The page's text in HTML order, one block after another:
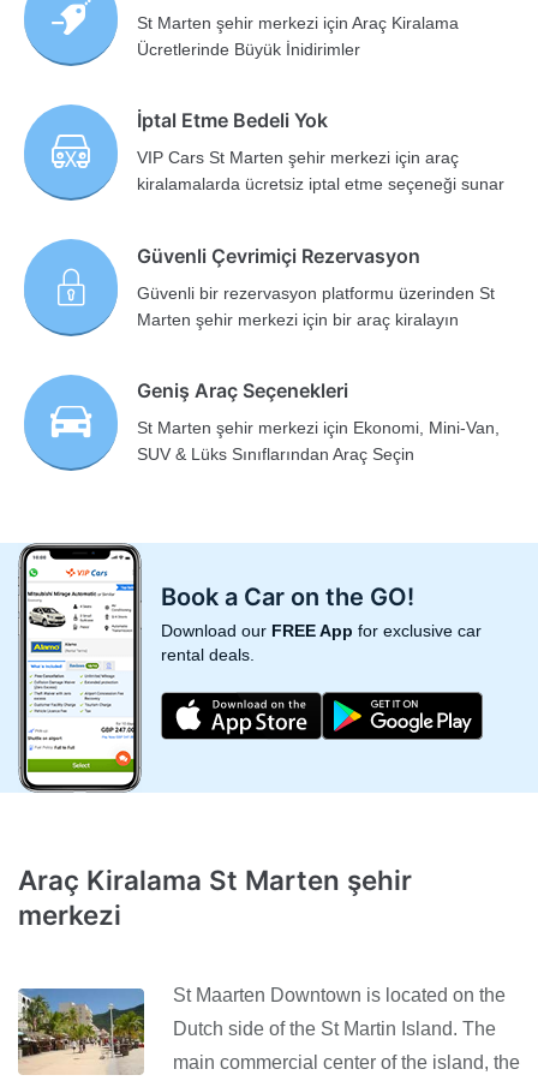
St Marten şehir merkezi için Araç Kiralama
Ücretlerinde Büyük İnidirimler
İptal Etme Bedeli Yok
VIP Cars St Marten şehir merkezi için araç
kiralamalarda ücretsiz iptal etme seçeneği sunar
Güvenli Çevrimiçi Rezervasyon
Güvenli bir rezervasyon platformu üzerinden St
Marten şehir merkezi için bir araç kiralayın
Geniş Araç Seçenekleri
St Marten şehir merkezi için Ekonomi, Mini-Van,
SUV & Lüks Sınıflarından Araç Seçin
Book a Car on the GO!
Download our FREE App for exclusive car
rental deals.
Araç Kiralama St Marten şehir
merkezi
St Maarten Downtown is located on the
Dutch side of the St Martin Island. The
main commercial center of the island, the